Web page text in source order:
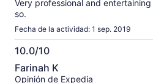
Very professional and
so.
Fecha de la actividad: 1 sep. 2019
10.0/10
10.0
de
Farinah K
Opinión de Expedia